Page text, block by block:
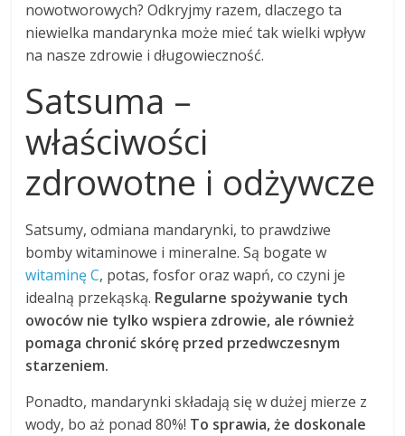
nowotworowych? Odkryjmy razem, dlaczego ta
niewielka mandarynka może mieć tak wielki wpływ
na nasze zdrowie i długowieczność.
Satsuma –
właściwości
zdrowotne i odżywcze
Satsumy, odmiana mandarynki, to prawdziwe
bomby witaminowe i mineralne. Są bogate w
witaminę C, potas, fosfor oraz wapń, co czyni je
idealną przekąską. Regularne spożywanie tych
owoców nie tylko wspiera zdrowie, ale również
pomaga chronić skórę przed przedwczesnym
starzeniem.
Ponadto, mandarynki składają się w dużej mierze z
wody, bo aż ponad 80%! To sprawia, że doskonale